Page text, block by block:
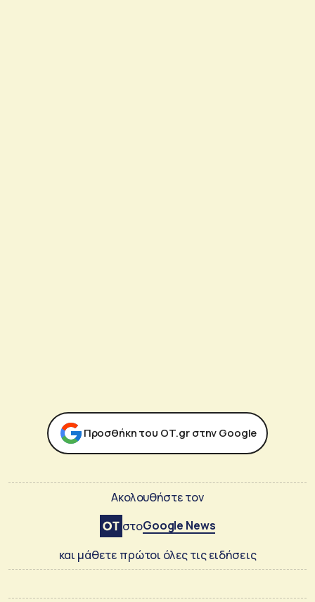
Προσθήκη του ΟΤ.gr στην Google
Ακολουθήστε τον
στοGoogle News
και μάθετε πρώτοι όλες τις ειδήσεις